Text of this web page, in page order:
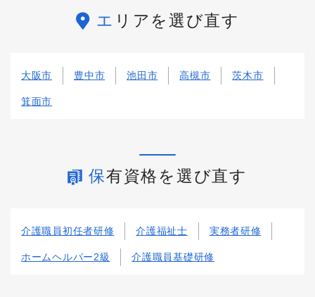
エリアを選び直す
大阪市 豊中市 池田市 高槻市 茨木市
箕面市
保有資格を選び直す
介護職員初任者研修 介護福祉士 実務者研修
ホームヘルパー2級 介護職員基礎研修